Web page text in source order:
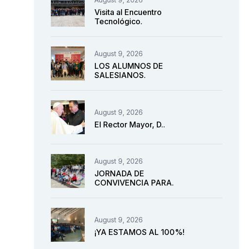
Visita al Encuentro
Tecnológico.
August 9, 2026
LOS ALUMNOS DE
SALESIANOS.
August 9, 2026
El Rector Mayor, D..
August 9, 2026
JORNADA DE
CONVIVENCIA PARA.
August 9, 2026
¡YA ESTAMOS AL 100%!